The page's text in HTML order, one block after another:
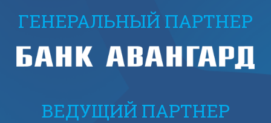
ГЕНЕРАЛЬНЫЙ ПАРТНЕР
ВЕДУЩИЙ ПАРТНЕР